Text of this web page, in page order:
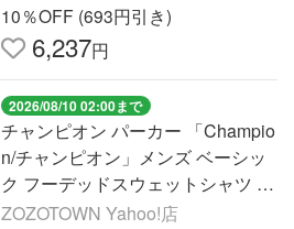
10％OFF (693円引き)
6,237円
2026/08/10 02:00まで
チャンピオン パーカー 「Champio
n/チャンピオン」メンズ ベーシッ
ク フーデッドスウェットシャツ メ
ンズ
ZOZOTOWN Yahoo!店